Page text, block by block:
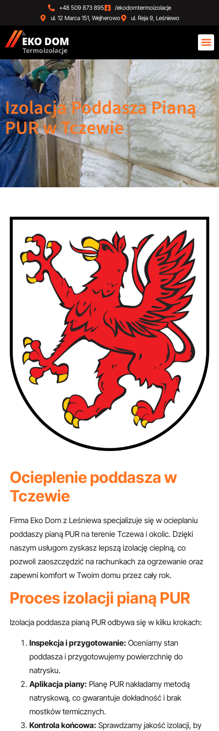
+48 509 873 895
/ekodomtermoizolacje
ul. 12 Marca 151, Wejherowo
ul. Reja 9, Leśniewo
Izolacja Poddasza Pianą
PUR w Tczewie
Ocieplenie poddasza w
Tczewie
Firma Eko Dom z Leśniewa specjalizuje się w ocieplaniu
poddaszy pianą PUR na terenie Tczewa i okolic. Dzięki
naszym usługom zyskasz lepszą izolację cieplną, co
pozwoli zaoszczędzić na rachunkach za ogrzewanie oraz
zapewni komfort w Twoim domu przez cały rok.
Proces izolacji pianą PUR
Izolacja poddasza pianą PUR odbywa się w kilku krokach:
Inspekcja i przygotowanie: Oceniamy stan
poddasza i przygotowujemy powierzchnię do
natrysku.
Aplikacja piany: Pianę PUR nakładamy metodą
natryskową, co gwarantuje dokładność i brak
mostków termicznych.
Kontrola końcowa: Sprawdzamy jakość izolacji, by